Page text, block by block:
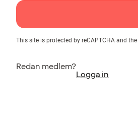
This site is protected by reCAPTCHA and the
Redan medlem?
Logga in